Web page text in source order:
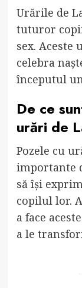
Urările de
tuturor
sex. Aceste
celebra
începutul
De ce
urări de
Pozele cu
importante
să își
copilul lor.
a face
a le